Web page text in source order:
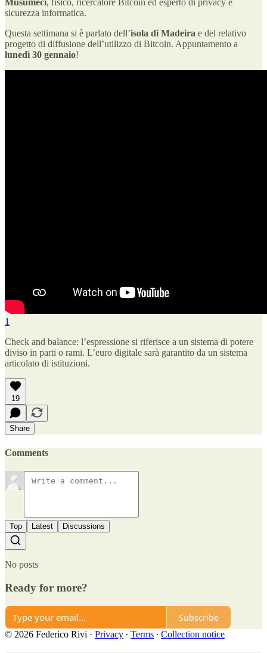
Musumeci, fisico, ricercatore Bitcoin ed esperto di privacy e
sicurezza informatica.
Questa settimana si è parlato dell’isola di Madeira e del relativo
progetto di diffusione dell’utilizzo di Bitcoin. Appuntamento a
lunedì 30 gennaio!
1
Check and balance: l’espressione si riferisce a un sistema di potere
diviso in parti o rami. L’euro digitale sarà garantito da un sistema
articolato di istituzioni.
19
Share
Comments
Top Latest Discussions
No posts
Ready for more?
Subscribe
© 2026 Federico Rivi · Privacy ∙ Terms ∙ Collection notice